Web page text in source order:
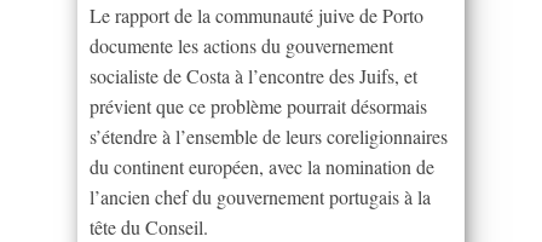
Le rapport de la communauté juive de Porto
documente les actions du gouvernement
socialiste de Costa à l’encontre des Juifs, et
prévient que ce problème pourrait désormais
s’étendre à l’ensemble de leurs coreligionnaires
du continent européen, avec la nomination de
l’ancien chef du gouvernement portugais à la
tête du Conseil.